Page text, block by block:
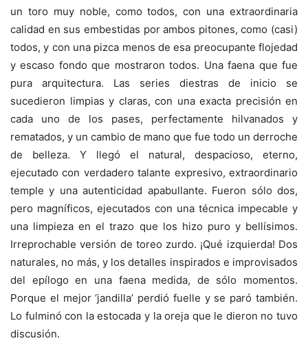
un toro muy noble, como todos, con una extraordinaria
calidad en sus embestidas por ambos pitones, como (casi)
todos, y con una pizca menos de esa preocupante flojedad
y escaso fondo que mostraron todos. Una faena que fue
pura arquitectura. Las series diestras de inicio se
sucedieron limpias y claras, con una exacta precisión en
cada uno de los pases, perfectamente hilvanados y
rematados, y un cambio de mano que fue todo un derroche
de belleza. Y llegó el natural, despacioso, eterno,
ejecutado con verdadero talante expresivo, extraordinario
temple y una autenticidad apabullante. Fueron sólo dos,
pero magníficos, ejecutados con una técnica impecable y
una limpieza en el trazo que los hizo puro y bellísimos.
Irreprochable versión de toreo zurdo. ¡Qué izquierda! Dos
naturales, no más, y los detalles inspirados e improvisados
del epílogo en una faena medida, de sólo momentos.
Porque el mejor ‘jandilla’ perdió fuelle y se paró también.
Lo fulminó con la estocada y la oreja que le dieron no tuvo
discusión.